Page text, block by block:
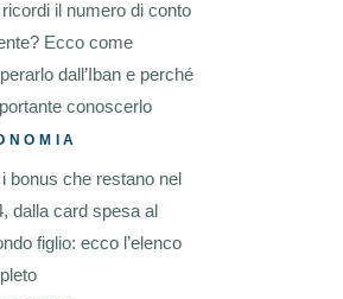
ricordi il numero di conto
Ecco come
dall’Iban e perché
conoscerlo
bonus che restano nel
dalla card spesa al
figlio: ecco l’elenco